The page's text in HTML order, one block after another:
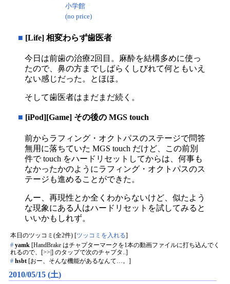
小学館
(no price)
■ [Life] 相変わらず歯医者
今日は前歯の治療2回目。麻酔を結構多めに使っ
たので、鼻の方までしばらくしびれて何ともいえ
ない感じだった。とほほ。
そして歯医者はまだまだ続く。
■ [iPod][Game] その後の MGS touch
前からラフィング・オクトパスのステージで問答
無用に落ちていた MGS touch だけど、この前別
件で touch をハードリセットしてからは、何事も
なかったかのようにラフィング・オクトパスのス
テージも進めることができた。
んー、再現性とか全くわからないけど、似たよう
な現象にある人はハードリセットを試してみると
いいかもしれず。
本日のツッコミ(全2件) [ツッコミを入れる]
# yamk [HandBrake はチャプターマークを1本の動画ファイルに打ち込んでく
れるので、[>>|] のタップで次のチャプタ..]
# hsbt [おー、そんな機能があるなんて…。]
2010/05/15 (土)